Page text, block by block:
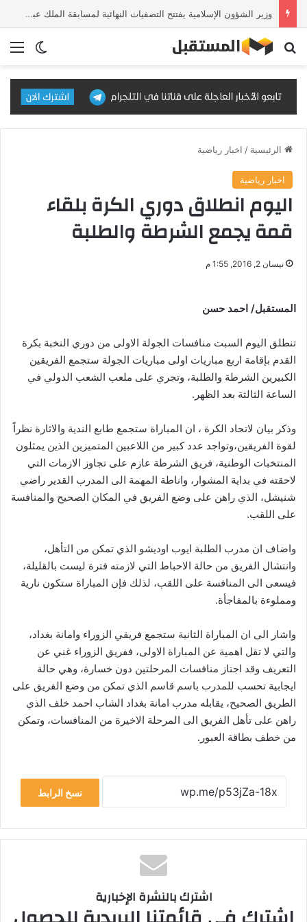
وزير الشؤون الإسلامية يفتتح التصفيات النهائية لمسابقة الملك عبدالعزيز الدولية للقرآن الكريم في دورتها الـ46
الوضع بحث عن
الرئيسية / اخبار رياضية
اخبار رياضية
اليوم انطلاق دوري الكرة بلقاء
قمة يجمع الشرطة والطلبة
نيسان 2, 2016, 1:55 م
المستقبل/ احمد حسن
تنطلق اليوم السبت منافسات الجولة الاولى من دوري النخبة بكرة
القدم بإقامة اربع مباريات اولى مباريات الجولة ستجمع الفريقين
الكبيرين الشرطة والطلبة، وتجري على ملعب الشعب الدولي في
الساعة الثالثة بعد الظهر.
وذكر بيان لاتحاد الكرة ، ان المباراة ستجمع طابع الندية والاثارة نظراً
لقوة الفريقين،وتواجد عدد كبير من اللاعبين المتميزين الذين يمثلون
المنتخبات الوطنية، فريق الشرطة عازم على تجاوز الازمات التي
لاحقته في بداية المشوار، واناطة المهمة الى المدرب القدير راضي
شنيشل، الذي راهن على وضع الفريق في المكان الصحيح والمنافسة
على اللقب.
واضاف ان مدرب الطلبة ايوب اوديشو الذي تمكن من التأهل،
وانتشال الفريق من حالة الاحباط التي لازمته فترة ليست بالقليلة،
فيسعى الى المنافسة على اللقب، لذلك فإن المباراة ستكون نارية
ومملوءة بالمفاجأة.
واشار الى ان المباراة الثانية ستجمع فريقي الزوراء وامانة بغداد،
والتي لا تقل اهمية عن المباراة الاولى، ففريق الزوراء غني عن
التعريف وقد اجتاز منافسات المرحلتين دون خسارة، وهي حالة
ايجابية تحسب للمدرب باسم قاسم الذي تمكن من وضع الفريق على
الطريق الصحيح، يقابله مدرب امانة بغداد الشاب احمد خلف الذي
راهن على تأهل الفريق الى المرحلة الاخيرة من المنافسات، وتمكن
من خطف بطاقة العبور.
نسخ الرابط
اشترك بالنشرة الإخبارية